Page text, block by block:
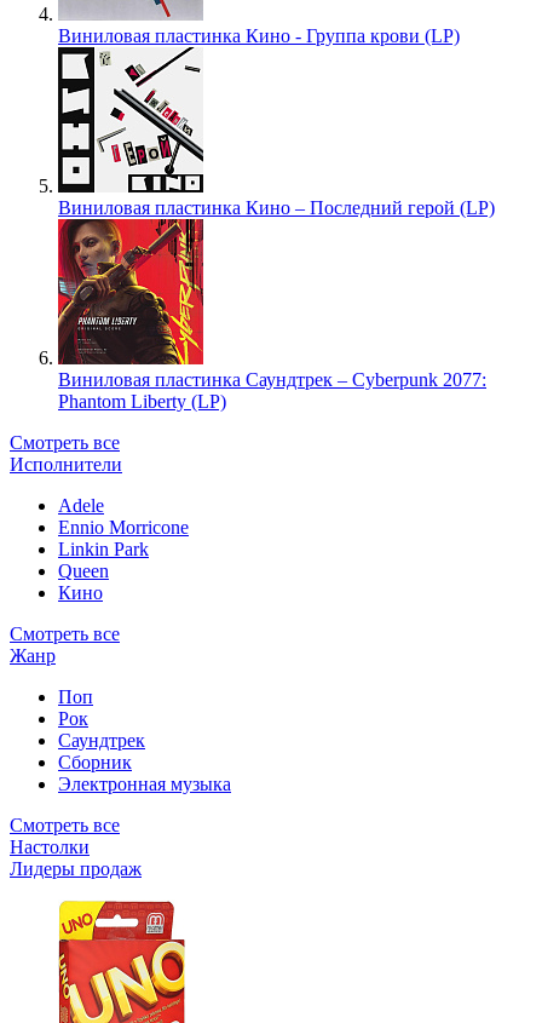
Виниловая пластинка Кино - Группа крови (LP)
Виниловая пластинка Кино – Последний герой (LP)
Виниловая пластинка Саундтрек – Cyberpunk 2077:
Phantom Liberty (LP)
Смотреть все
Исполнители
Adele
Ennio Morricone
Linkin Park
Queen
Кино
Смотреть все
Жанр
Поп
Рок
Саундтрек
Сборник
Электронная музыка
Смотреть все
Настолки
Лидеры продаж